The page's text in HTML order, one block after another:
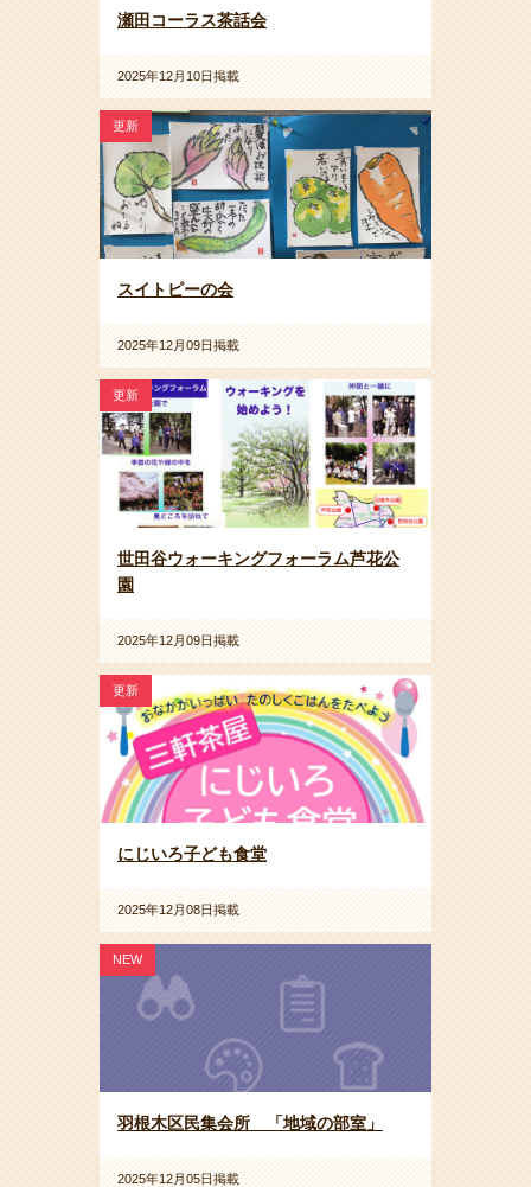
瀬田コーラス茶話会
2025年12月10日掲載
更新
スイトピーの会
2025年12月09日掲載
更新
世田谷ウォーキングフォーラム芦花公
園
2025年12月09日掲載
更新
にじいろ子ども食堂
2025年12月08日掲載
NEW
羽根木区民集会所 「地域の部室」
2025年12月05日掲載